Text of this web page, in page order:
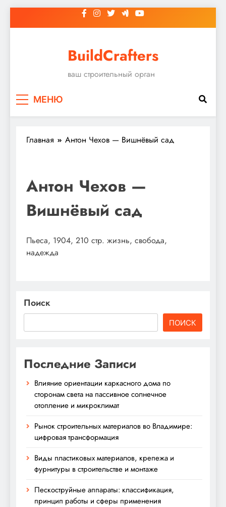
к
BuildCrafters
ваш строительный орган
МЕНЮ
Главная Антон Чехов — Вишнёвый сад
Антон Чехов —
Вишнёвый сад
Пьеса, 1904, 210 стр. жизнь, свобода,
надежда
Поиск
ПОИСК
Последние Записи
Влияние ориентации каркасного дома по
сторонам света на пассивное солнечное
отопление и микроклимат
Рынок строительных материалов во Владимире:
цифровая трансформация
Виды пластиковых материалов, крепежа и
фурнитуры в строительстве и монтаже
Пескоструйные аппараты: классификация,
принцип работы и сферы применения